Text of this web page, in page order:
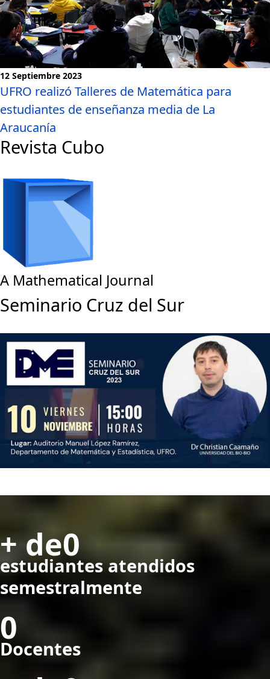
12 Septiembre 2023
UFRO realizó Talleres de Matemática para
estudiantes de enseñanza media de La
Araucanía
Revista Cubo
A Mathematical Journal
Seminario Cruz del Sur
0
estudiantes atendidos
semestralmente
0
Docentes